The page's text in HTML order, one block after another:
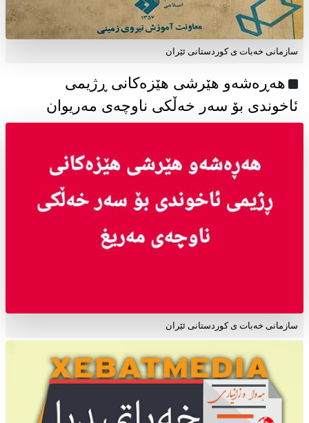
سازمانی خەبات ی كوردستانی ئێران
هەڕەشەو هێرشی هێزەکانی ڕژیمی
ئاخوندی بۆ سەر خەڵکی ناوچەی مەریوان
سازمانی خەبات ی کوردستانی ئێران